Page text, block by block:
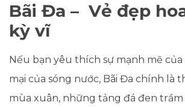
Bãi Đa – Vẻ đẹp
kỳ vĩ
Nếu bạn yêu thích sự mạnh mẽ của
mại của sóng nước, Bãi Đa chính là
mùa xuân, những tảng đá đen